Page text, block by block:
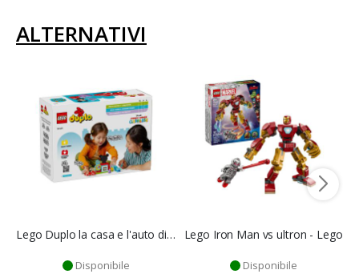
ALTERNATIVI
Lego Duplo la casa e l'auto di Topolino
Disponibile
Lego Iron Man vs ultron - Lego
Disponibile